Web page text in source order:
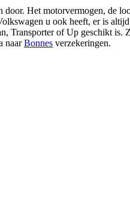
Het motorvermogen, de
u ook heeft, er is
Transporter of Up geschikt
naarBonnes verzekeringen.